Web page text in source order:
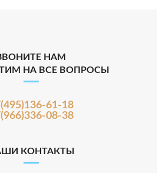
НАМ
НА ВСЕ ВОПРОСЫ
61-18
08-38
КОНТАКТЫ